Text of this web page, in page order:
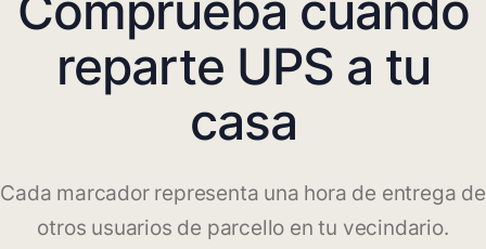
reparte UPS a tu
casa
Cada marcador representa una hora de entrega de
otros usuarios de parcello en tu vecindario.